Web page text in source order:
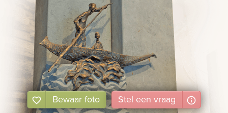
Bewaar foto Stel een vraag